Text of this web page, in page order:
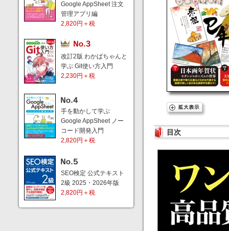
Google AppSheet 注文
管理アプリ編
2,820円＋税
改訂2版 わかばちゃんと
学ぶ Git使い方入門
2,230円＋税
手を動かして学ぶ
Google AppSheet ノー
コード開発入門
2,820円＋税
SEO検定 公式テキスト
2級 2025・2026年版
2,820円＋税
目次